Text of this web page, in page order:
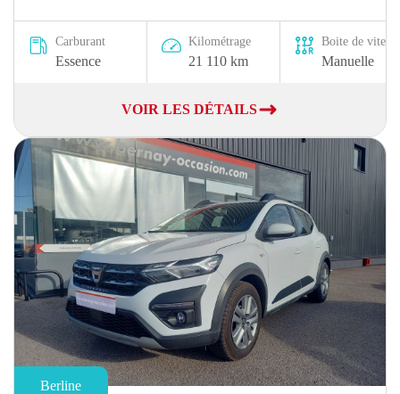
Carburant
Essence
Kilométrage
21 110 km
Boite de vitesse
Manuelle
VOIR LES DÉTAILS
Berline